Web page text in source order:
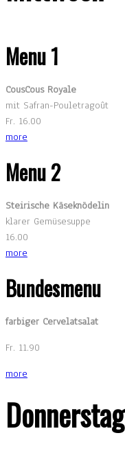
Menu 1
CousCous Royale
mit Safran-Pouletragoût
Fr. 16.00
more
Menu 2
Steirische Käseknödelin
klarer Gemüsesuppe
16.00
more
Bundesmenu
farbiger Cervelatsalat
Fr. 11.90
more
Donnerstag